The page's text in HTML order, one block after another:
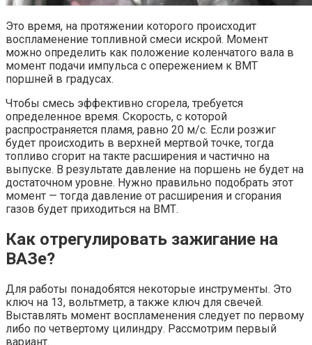
Это время, на протяжении которого происходит
воспламенение топливной смеси искрой. Момент
можно определить как положение коленчатого вала в
момент подачи импульса с опережением к ВМТ
поршней в градусах.
Чтобы смесь эффективно сгорела, требуется
определенное время. Скорость, с которой
распространяется пламя, равно 20 м/с. Если розжиг
будет происходить в верхней мертвой точке, тогда
топливо сгорит на такте расширения и частично на
выпуске. В результате давление на поршень не будет на
достаточном уровне. Нужно правильно подобрать этот
момент — тогда давление от расширения и сгорания
газов будет приходиться на ВМТ.
Как отрегулировать зажигание на
ВАЗе?
Для работы понадобятся некоторые инструменты. Это
ключ на 13, вольтметр, а также ключ для свечей.
Выставлять момент воспламенения следует по первому
либо по четвертому цилиндру. Рассмотрим первый
вариант.